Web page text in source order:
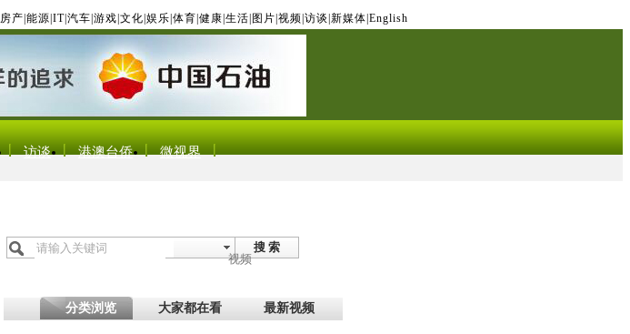
房产 能源 IT| 汽车 游戏 文化 娱乐 体育 健康 生活 图片 视频 访谈 新媒体 English
访谈 港澳台侨 微视界
搜 索
视频
分类浏览 大家都在看 最新视频